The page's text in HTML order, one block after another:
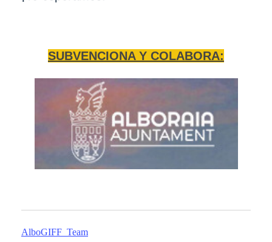
SUBVENCIONA Y COLABORA:
AlboGIFF_Team